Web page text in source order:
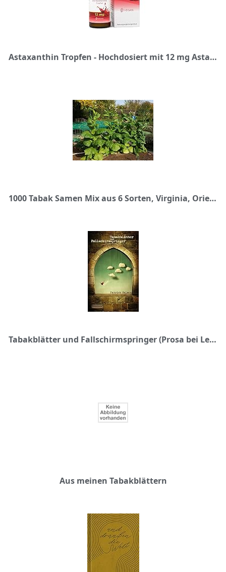
Astaxanthin Tropfen - Hochdosiert mit 12 mg Astaxanthin pro Anwendung - Alternative zu Astaxanthin Kapseln - 100% natürliches Astaxanthin - Hohe Bioverfügbarkeit - Laborgeprüft - Vegan - 30 ml
1000 Tabak Samen Mix aus 6 Sorten, Virginia, Orient, Tabaksamen aus Deutschland für den Garten oder Balkon
Tabakblätter und Fallschirmspringer (Prosa bei Lektora)
Aus meinen Tabakblättern